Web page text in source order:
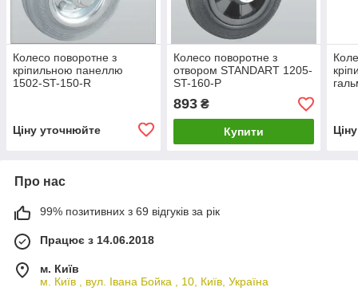
Колесо поворотне з
кріпильною панеллю
1502-ST-150-R
Ціну уточнюйте
Колесо поворотне з
отвором STANDART 1205-
ST-160-P
893₴
Купити
Про нас
99% позитивних з 69 відгуків за рік
Працює з 14.06.2018
м. Київ
м. Київ , вул. Івана Бойка , 10, Київ, Україна